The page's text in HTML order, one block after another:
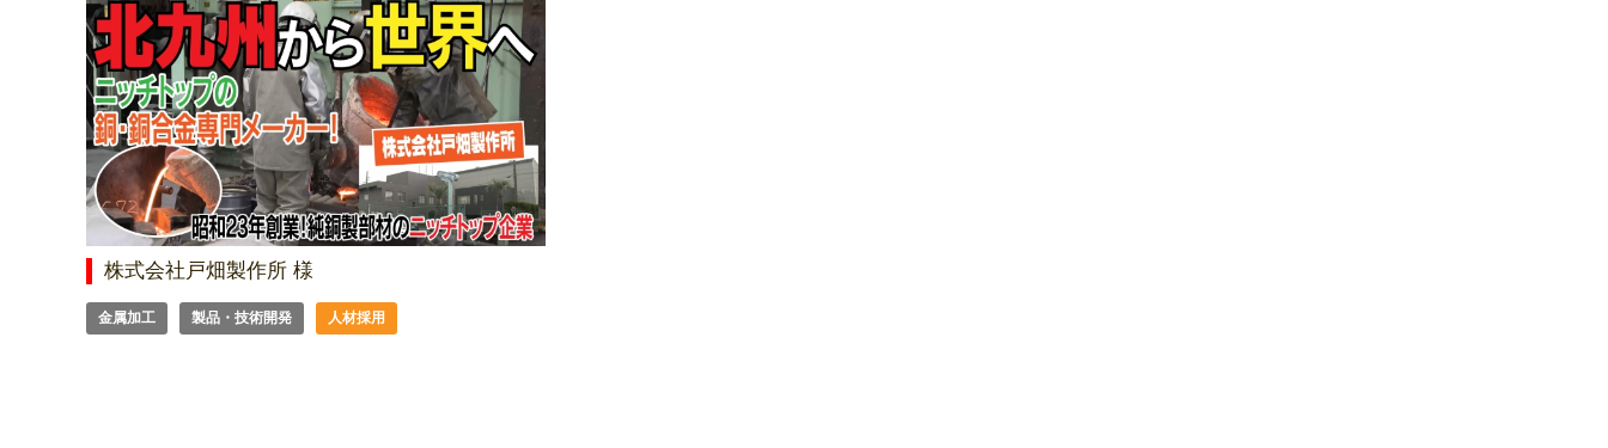
株式会社戸畑製作所 様
金属加工 製品・技術開発 人材採用